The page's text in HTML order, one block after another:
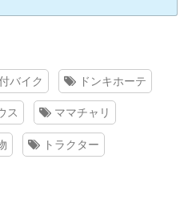
バイク ドンキホーテ
ス ママチャリ
トラクター